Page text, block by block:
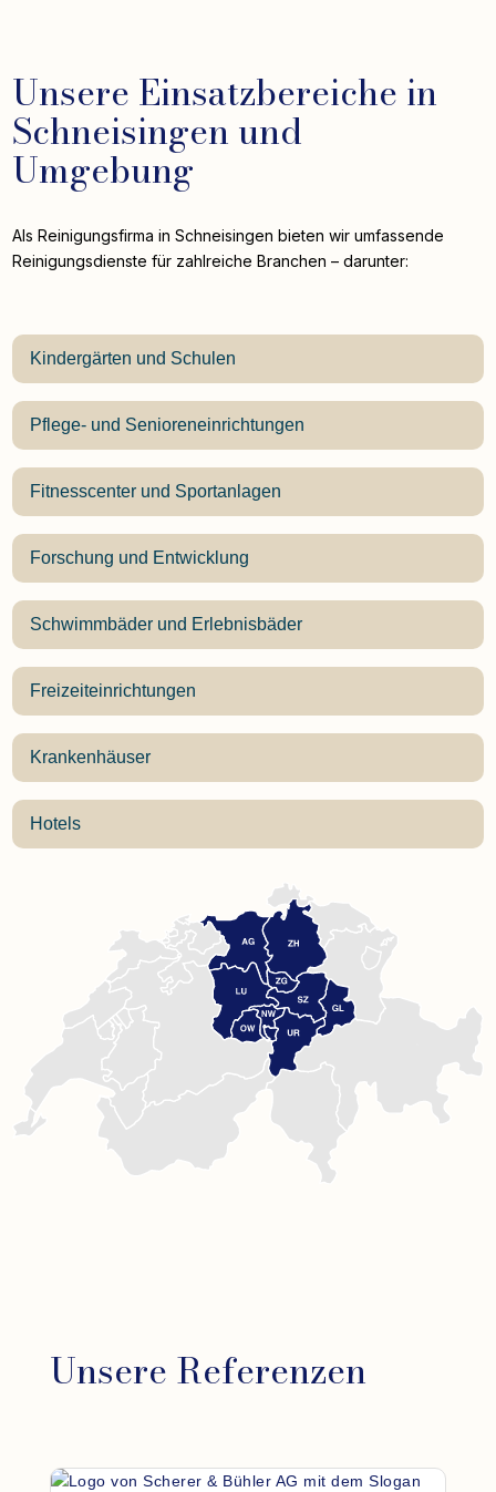
Unsere Einsatzbereiche in
Schneisingen und
Umgebung
Als Reinigungsfirma in Schneisingen bieten wir umfassende
Reinigungsdienste für zahlreiche Branchen – darunter:
Kindergärten und Schulen
Pflege- und Senioreneinrichtungen
Fitnesscenter und Sportanlagen
Forschung und Entwicklung
Schwimmbäder und Erlebnisbäder
Freizeiteinrichtungen
Krankenhäuser
Hotels
Unsere Referenzen